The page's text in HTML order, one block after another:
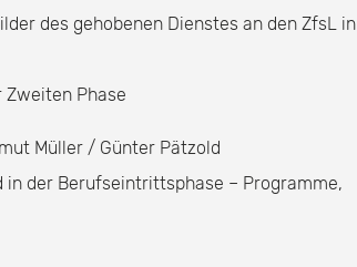
des gehobenen Dienstes an den ZfsL in
Zweiten Phase
Müller / Günter Pätzold
der Berufseintrittsphase – Programme,